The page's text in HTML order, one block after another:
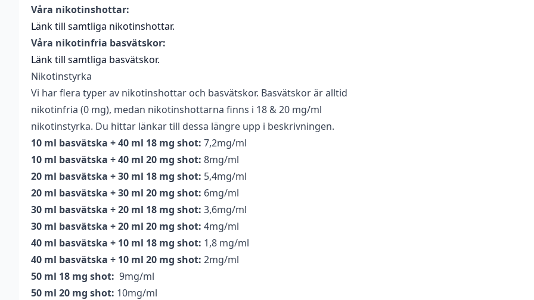
Våra nikotinshottar:
Länk till samtliga nikotinshottar.
Våra nikotinfria basvätskor:
Länk till samtliga basvätskor.
Nikotinstyrka
Vi har flera typer av nikotinshottar och basvätskor. Basvätskor är alltid
nikotinfria (0 mg), medan nikotinshottarna finns i 18 & 20 mg/ml
nikotinstyrka. Du hittar länkar till dessa längre upp i beskrivningen.
10 ml basvätska + 40 ml 18 mg shot: 7,2mg/ml
10 ml basvätska + 40 ml 20 mg shot: 8mg/ml
20 ml basvätska + 30 ml 18 mg shot: 5,4mg/ml
20 ml basvätska + 30 ml 20 mg shot: 6mg/ml
30 ml basvätska + 20 ml 18 mg shot: 3,6mg/ml
30 ml basvätska + 20 ml 20 mg shot: 4mg/ml
40 ml basvätska + 10 ml 18 mg shot: 1,8 mg/ml
40 ml basvätska + 10 ml 20 mg shot: 2mg/ml
50 ml 18 mg shot: 9mg/ml
50 ml 20 mg shot: 10mg/ml
Blandning
50VG / 50PG
Anpassad för
nikotinstyrka
Upp till 10 mg
Antal ml
Flaskstorlek
100 ml
Typ
Shortfill (MTL)
Innehåller
cooling
Nej
Beskrivande
Tobak
Smakprofil
Kola
nikotinshots
50 ml (5 st)